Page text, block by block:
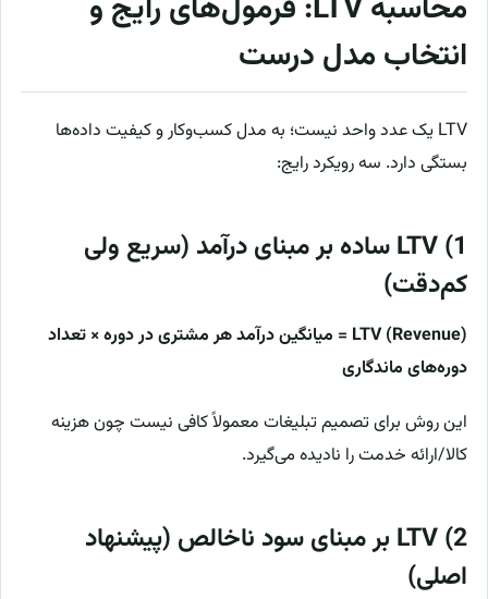
محاسبه LTV: فرمول‌های رایج و
انتخاب مدل درست
LTV یک عدد واحد نیست؛ به مدل کسب‌وکار و کیفیت داده‌ها
بستگی دارد. سه رویکرد رایج:
1) LTV ساده بر مبنای درآمد (سریع ولی
کم‌دقت)
LTV (Revenue) = میانگین درآمد هر مشتری در دوره × تعداد
دوره‌های ماندگاری
این روش برای تصمیم تبلیغات معمولاً کافی نیست چون هزینه
کالا/ارائه خدمت را نادیده می‌گیرد.
2) LTV بر مبنای سود ناخالص (پیشنهاد
اصلی)